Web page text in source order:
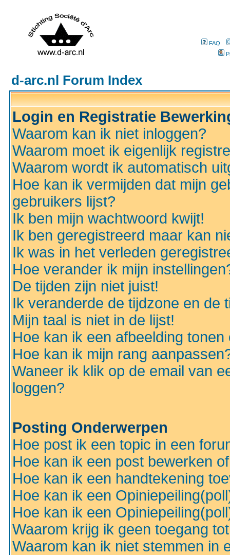
FAQ
d-arc.nl Forum Index
Login en Registratie
Waarom kan ik niet inloggen?
Waarom moet ik eigenlijk
Waarom wordt ik automatisch
Hoe kan ik vermijden dat mijn
gebruikers lijst?
Ik ben mijn wachtwoord kwijt!
Ik ben geregistreerd maar kan
Ik was in het verleden
Hoe verander ik mijn
De tijden zijn niet juist!
Ik veranderde de tijdzone en de
Mijn taal is niet in de lijst!
Hoe kan ik een afbeelding
Hoe kan ik mijn rang
Waneer ik klik op de email van
loggen?
Posting Onderwerpen
Hoe post ik een topic in een
Hoe kan ik een post bewerken
Hoe kan ik een handtekening
Hoe kan ik een
Hoe kan ik een
Waarom krijg ik geen toegang
Waarom kan ik niet stemmen in